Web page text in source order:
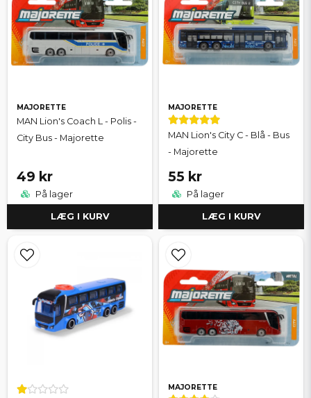
MAJORETTE
MAN Lion's Coach L - Polis -
City Bus - Majorette
49 kr
På lager
LÆG I KURV
MAJORETTE
MAN Lion's City C - Blå - Bus
- Majorette
55 kr
På lager
LÆG I KURV
MAJORETTE